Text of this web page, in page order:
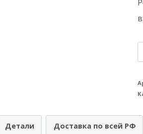
Детали Доставка по всей РФ